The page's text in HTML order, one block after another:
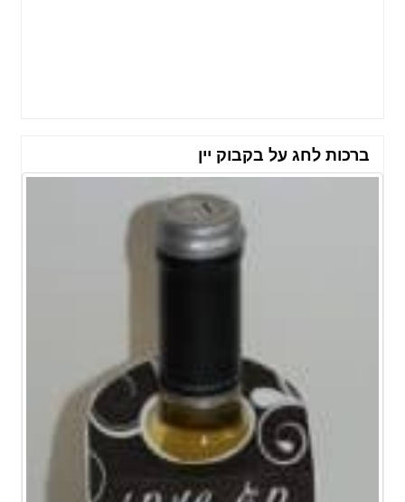
ברכות לחג על בקבוק יין